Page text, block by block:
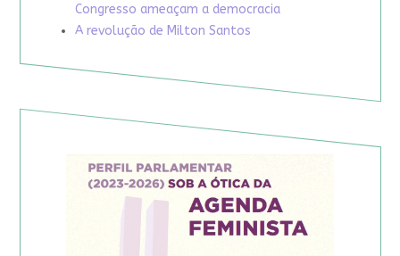
Congresso ameaçam a democracia
A revolução de Milton Santos